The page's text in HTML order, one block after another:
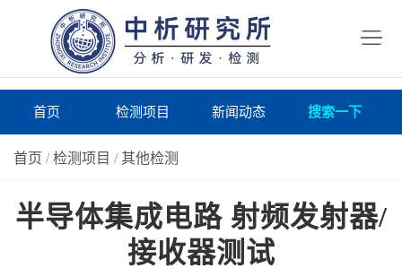
首页 检测项目 新闻动态 搜索一下
首页 /检测项目 /其他检测
半导体集成电路 射频发射器/
接收器测试